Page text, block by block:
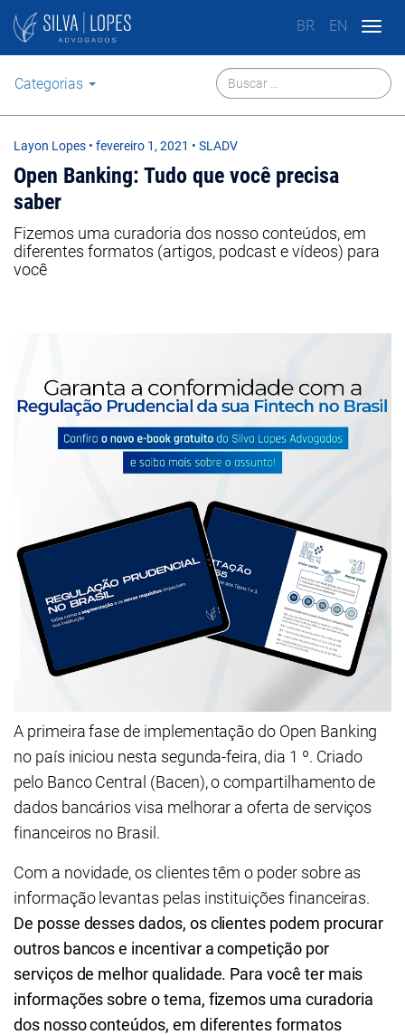
BR EN
Categorias
Layon Lopes • fevereiro 1, 2021 • SLADV
Open Banking: Tudo que você precisa
saber
Fizemos uma curadoria dos nosso conteúdos, em
diferentes formatos (artigos, podcast e vídeos) para
você
A primeira fase de implementação do Open Banking
no país iniciou nesta segunda-feira, dia 1 º. Criado
pelo Banco Central (Bacen), o compartilhamento de
dados bancários visa melhorar a oferta de serviços
financeiros no Brasil.
Com a novidade, os clientes têm o poder sobre as
informação levantas pelas instituições financeiras.
De posse desses dados, os clientes podem procurar
outros bancos e incentivar a competição por
serviços de melhor qualidade. Para você ter mais
informações sobre o tema, fizemos uma curadoria
dos nosso conteúdos, em diferentes formatos